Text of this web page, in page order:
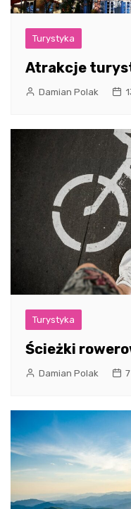
Turystyka
Atrakcje
Damian Polak
Turystyka
Ścieżki
Damian Polak